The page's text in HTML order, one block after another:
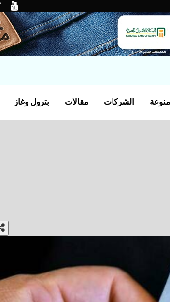
بترول وغاز مقالات الشركات منوعة